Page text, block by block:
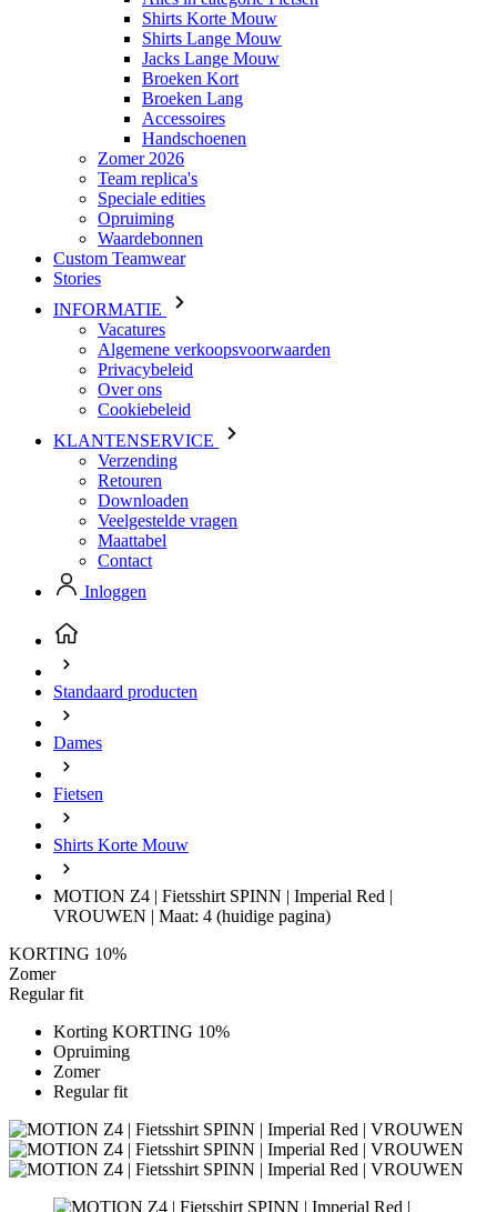
Shirts Korte Mouw
Shirts Lange Mouw
Jacks Lange Mouw
Broeken Kort
Broeken Lang
Accessoires
Handschoenen
Zomer 2026
Team replica's
Speciale edities
Opruiming
Waardebonnen
Custom Teamwear
Stories
INFORMATIE
Vacatures
Algemene verkoopsvoorwaarden
Privacybeleid
Over ons
Cookiebeleid
KLANTENSERVICE
Verzending
Retouren
Downloaden
Veelgestelde vragen
Maattabel
Contact
Inloggen
Standaard producten
Dames
Fietsen
Shirts Korte Mouw
MOTION Z4 | Fietsshirt SPINN | Imperial Red |
VROUWEN | Maat: 4 (huidige pagina)
KORTING 10%
Zomer
Regular fit
Korting KORTING 10%
Opruiming
Zomer
Regular fit